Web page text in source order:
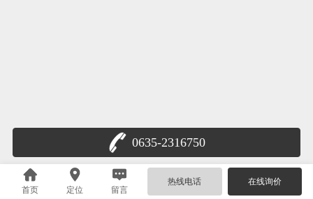
0635-2316750
首页 定位 留言
热线电话 在线询价